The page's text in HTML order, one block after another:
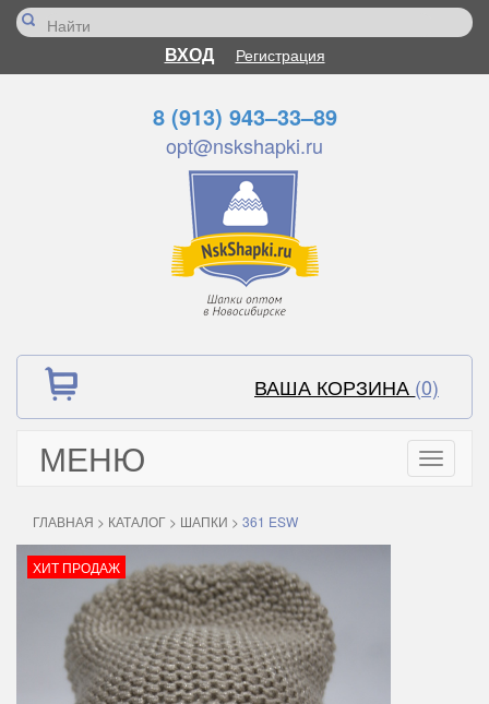
ВХОД Регистрация
8 (913) 943–33–89
opt@nskshapki.ru
ВАША КОРЗИНА (0)
МЕНЮ
Toggle
ГЛАВНАЯ > КАТАЛОГ > ШАПКИ > 361 ESW
ХИТ ПРОДАЖ